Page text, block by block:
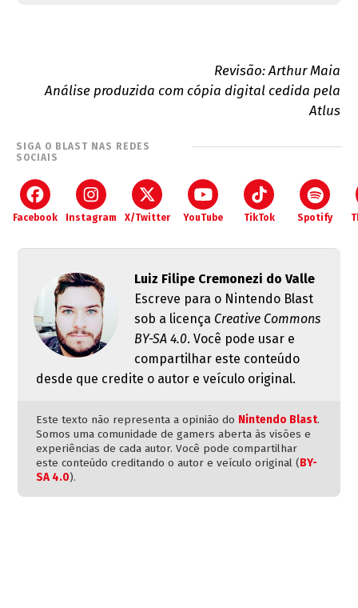
Revisão: Arthur Maia
Análise produzida com cópia digital cedida pela
Atlus
SIGA O BLAST NAS REDES
SOCIAIS
Facebook Instagram X/Twitter YouTube TikTok Spotify
Luiz Filipe Cremonezi do Valle
Escreve para o Nintendo Blast
sob a licença Creative Commons
BY-SA 4.0. Você pode usar e
compartilhar este conteúdo
desde que credite o autor e veículo original.
Este texto não representa a opinião do Nintendo Blast.
Somos uma comunidade de gamers aberta às visões e
experiências de cada autor. Você pode compartilhar
este conteúdo creditando o autor e veículo original (BY-
SA 4.0).